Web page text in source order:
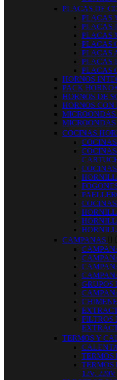
PLACAS DE
PLACAS
PLACAS
PLACAS
PLACAS
PLACAS
PLACAS
PLACAS
HORNOS
PACK
HORNOS DE
HORNOS CON
COCINAS
CAMPANAS 
GRUPOS
FILTROS
TERMOS Y
TERMOS
TERMOS
12V, 220V